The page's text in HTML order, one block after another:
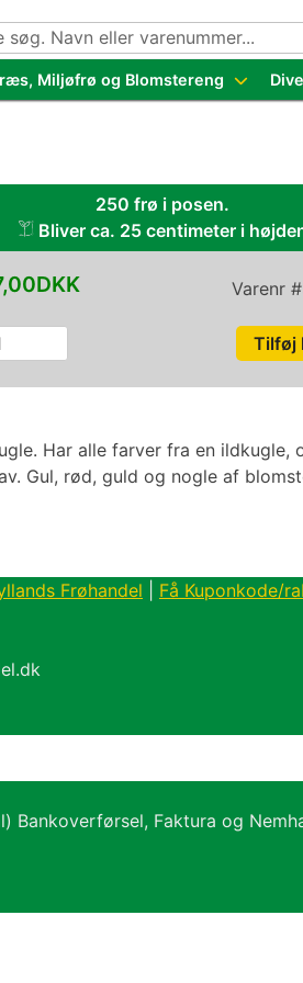
til 1.229 spændende sorter
Miljøfrø og Blomstereng
Har alle farver fra en ildkugle,
Gul, rød, guld og nogle af
Varenr
250 frø i posen.
Bliver ca. 25 centimeter i
Frøhandel
Få Kuponkode/
Bankoverførsel, Faktura og